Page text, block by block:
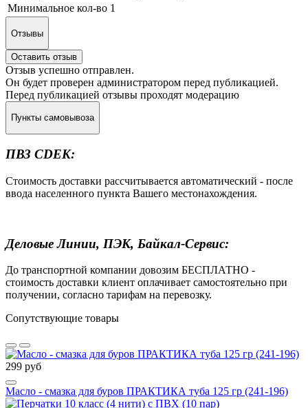
Минимальное кол-во 1
Отзывы
Оставить отзыв
Отзыв успешно отправлен.
Он будет проверен администратором перед публикацией.
Перед публикацией отзывы проходят модерацию
Пункты самовывоза
ПВЗ CDEK:
Стоимость доставки рассчитывается автоматический - после
ввода населенного пункта Вашего местонахождения.
Деловые Линии, ПЭК, Байкал-Сервис:
До транспортной компании довозим БЕСПЛАТНО -
стоимость доставки клиент оплачивает самостоятельно при
получении, согласно тарифам на перевозку.
Сопутствующие товары
299 руб
Масло - смазка для буров ПРАКТИКА туба 125 гр (241-196)